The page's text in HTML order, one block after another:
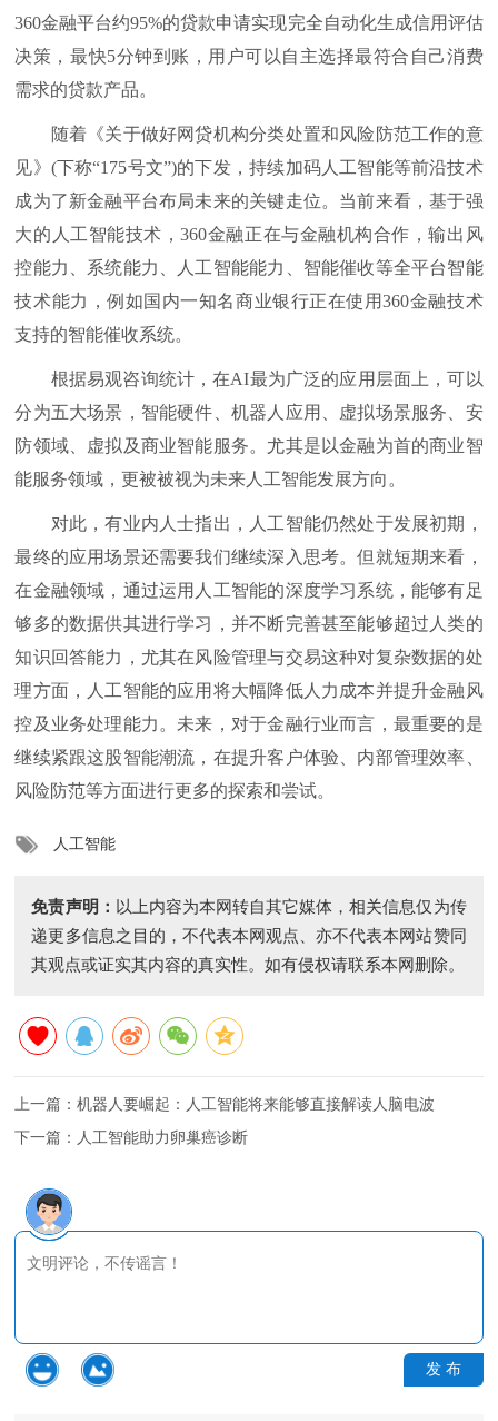
360金融平台约95%的贷款申请实现完全自动化生成信用评估
决策，最快5分钟到账，用户可以自主选择最符合自己消费
需求的贷款产品。
随着《关于做好网贷机构分类处置和风险防范工作的意
见》(下称“175号文”)的下发，持续加码人工智能等前沿技术
成为了新金融平台布局未来的关键走位。当前来看，基于强
大的人工智能技术，360金融正在与金融机构合作，输出风
控能力、系统能力、人工智能能力、智能催收等全平台智能
技术能力，例如国内一知名商业银行正在使用360金融技术
支持的智能催收系统。
根据易观咨询统计，在AI最为广泛的应用层面上，可以
分为五大场景，智能硬件、机器人应用、虚拟场景服务、安
防领域、虚拟及商业智能服务。尤其是以金融为首的商业智
能服务领域，更被被视为未来人工智能发展方向。
对此，有业内人士指出，人工智能仍然处于发展初期，
最终的应用场景还需要我们继续深入思考。但就短期来看，
在金融领域，通过运用人工智能的深度学习系统，能够有足
够多的数据供其进行学习，并不断完善甚至能够超过人类的
知识回答能力，尤其在风险管理与交易这种对复杂数据的处
理方面，人工智能的应用将大幅降低人力成本并提升金融风
控及业务处理能力。未来，对于金融行业而言，最重要的是
继续紧跟这股智能潮流，在提升客户体验、内部管理效率、
风险防范等方面进行更多的探索和尝试。
人工智能
免责声明： 以上内容为本网转自其它媒体，相关信息仅为传
递更多信息之目的，不代表本网观点、亦不代表本网站赞同
其观点或证实其内容的真实性。如有侵权请联系本网删除。
上一篇：机器人要崛起：人工智能将来能够直接解读人脑电波
下一篇： 人工智能助力卵巢癌诊断
发 布